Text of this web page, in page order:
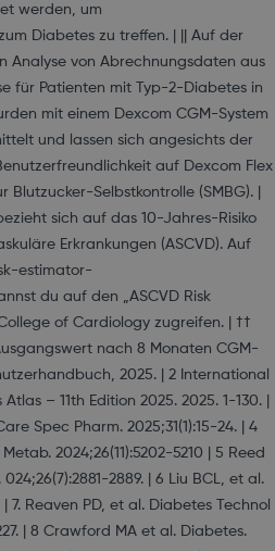
werden, um
Diabetes zu treffen. | || Auf der
Analyse von Abrechnungsdaten aus
für Patienten mit Typ-2-Diabetes in
mit einem Dexcom CGM-System
und lassen sich angesichts der
auf Dexcom Flex
Selbstkontrolle (SMBG). |
sich auf das 10-Jahres-Risiko
Erkrankungen (ASCVD). Auf
estimator-
du auf den „ASCVD Risk
of Cardiology zugreifen. | ††
nach 8 Monaten CGM-
2025. | 2 International
– 11th Edition 2025. 2025. 1-130. |
Spec Pharm. 2025;31(1):15-24. | 4
2024;26(11):5202-5210 | 5 Reed
2889. | 6 Liu BCL, et al.
| 7. Reaven PD, et al. Diabetes Technol
| 8 Crawford MA et al. Diabetes.